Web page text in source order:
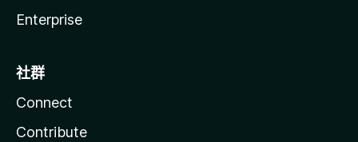
Enterprise
社群
Connect
Contribute